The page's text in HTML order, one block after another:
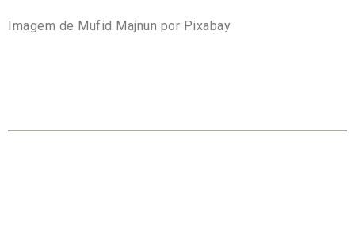
Imagem de Mufid Majnun por Pixabay